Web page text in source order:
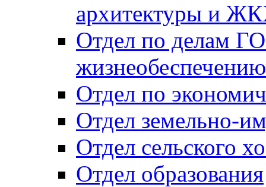
архитектуры и
Отдел по делам
Отдел по
Отдел земельно-
Отдел сельского
Отдел образования